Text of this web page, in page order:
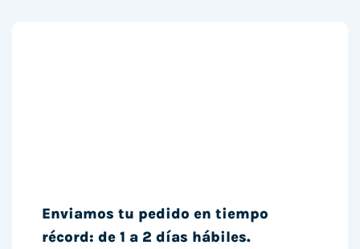
Enviamos tu pedido en tiempo
récord: de 1 a 2 días hábiles.